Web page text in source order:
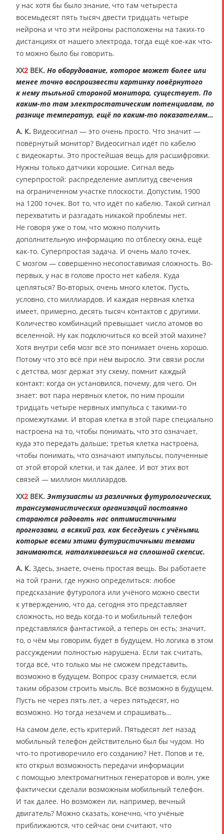
у нас хотя бы было знание, что там четыреста
восемьдесят пять тысяч двести тридцать четыре
нейрона и что эти нейроны расположены на таких-то
дистанциях от нашего электрода, тогда ещё кое-как что-
то можно было бы говорить.
XX2 ВЕК. Но оборудование, которое может более или
менее точно воспроизвести картинку повёрнутого
к нему тыльной стороной монитора, существует. По
каким-то там электростатическим потенциалам, по
разнице температур, ещё по каким-то показателям…
А. К. Видеосигнал — это очень просто. Что значит —
повёрнутый монитор? Видеосигнал идёт по кабелю
с видеокарты. Это простейшая вещь для расшифровки.
Нужны только датчики хорошие. Сигнал ведь
суперпростой: распределение амплитуд свечения
на ограниченном участке плоскости. Допустим, 1900
на 1200 точек. Вот то, что идёт по кабелю. Такой сигнал
перехватить и разгадать никакой проблемы нет.
Не говоря уже о том, что можно получить
дополнительную информацию по отблеску окна, ещё
как-то. Суперпростая задача. И очень мало точек.
С мозгом — совершенно несопоставимая сложность. Во-
первых, у нас в голове просто нет кабеля. Куда
цепляться? Во-вторых, очень много клеток. Пусть,
условно, сто миллиардов. И каждая нервная клетка
имеет, примерно, десять тысяч контактов с другими.
Количество комбинаций превышает число атомов во
вселенной. Ну как подключиться ко всей этой махине?
Хотя внутри себя мозг всё это понимает очень хорошо.
Потому что это всё при нём выросло. Эти связи росли
с детства, мозг держат эту схему, помнит каждый
контакт: когда он установился, почему, для чего. Он
знает: вот пара нервных клеток, по ним прошли
тридцать четыре нервных импульса с такими-то
промежутками. И вторая клетка в этой паре специально
настроена на то, чтобы понимать, что это означает,
куда это передать дальше; третья клетка настроена,
чтобы понимать, что означают импульсы, полученные
от этой второй клетки, и так далее. И вот этих вот
связей — миллион миллиардов.
XX2 ВЕК. Энтузиасты из различных футурологических,
трансгуманистических организаций постоянно
стараются радовать нас оптимистичными
прогнозами, а всякий раз, как беседуешь с учёными,
которые всеми этими футуристичными темами
занимаются, наталкиваешься на сплошной скепсис.
А. К. Здесь, знаете, очень простая вещь. Вы работаете
на той грани, где нужно определиться: любое
предсказание футуролога или учёного можно свести
к утверждению, что да, сегодня это представляет
сложность, но ведь когда-то и мобильный телефон
представлялся фантастикой, а теперь он есть; значит,
то, о чём мы говорим, будет в будущем. Но логика в этом
рассуждении полностью нарушена. Если так считать,
тогда всё, что только мы не сможем представить,
возможно в будущем. Вопрос сразу снимается, если
таким образом строить мысль. Всё возможно в будущем.
Пусть не через пять лет, а через пятьдесят, но
возможно. Но тогда незачем и спрашивать…
На самом деле, есть критерий. Пятьдесят лет назад
мобильный телефон действительно был бы чудом. Но
что-то противоречило его созданию? Нет. Попов и те,
кто открыл возможность передачи информации
с помощью электромагнитных генераторов и волн, уже
фактически сделали возможным мобильный телефон.
И так далее. Но возможен ли, например, вечный
двигатель? Можно сказать, конечно, что учёные
приближаются, что сейчас они считают, что